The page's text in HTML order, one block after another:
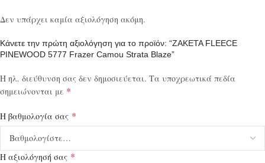
Δεν υπάρχει καμία αξιολόγηση ακόμη.
Κάνετε την πρώτη αξιολόγηση για το προϊόν: “ΖΑΚΕΤΑ FLEECE
PINEWOOD 5777 Frazer Camou Strata Blaze”
Η ηλ. διεύθυνση σας δεν δημοσιεύεται. Τα υποχρεωτικά πεδία
σημειώνονται με *
Η βαθμολογία σας *
Η αξιολόγησή σας *